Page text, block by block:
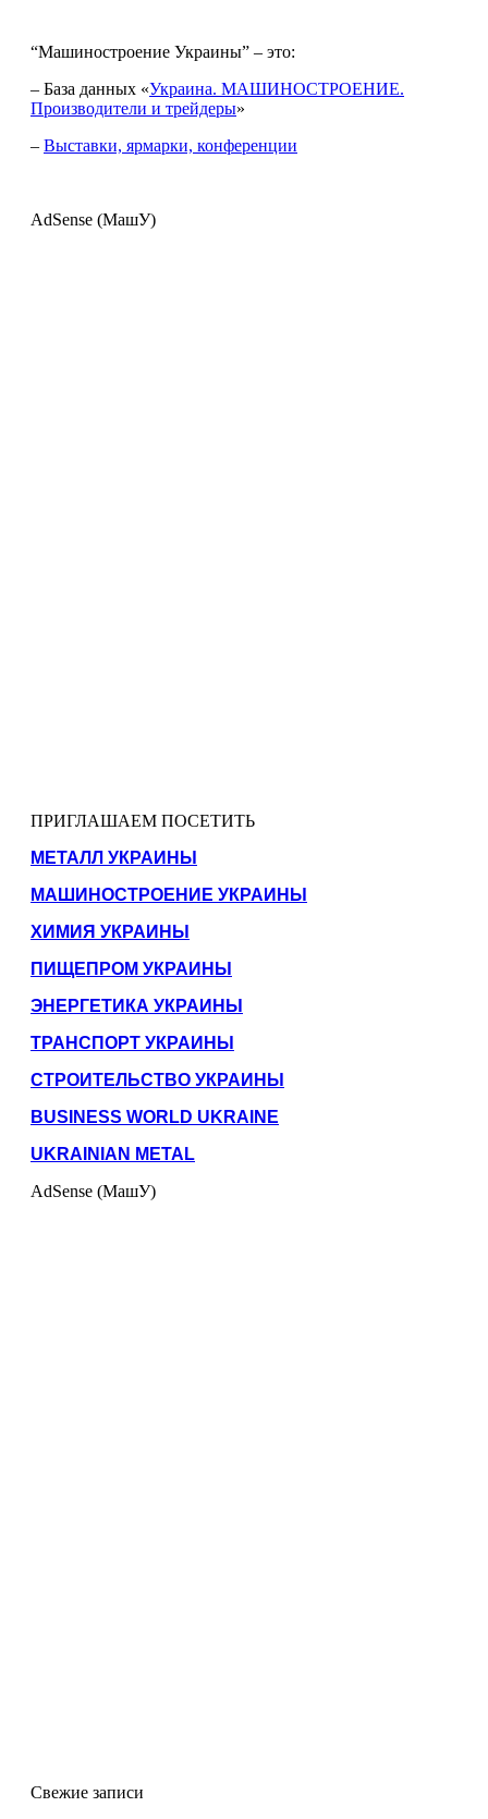
“Машиностроение Украины” – это:
– База данных «Украина. МАШИНОСТРОЕНИЕ.
Производители и трейдеры»
– Выставки, ярмарки, конференции
AdSense (МашУ)
ПРИГЛАШАЕМ ПОСЕТИТЬ
МЕТАЛЛ УКРАИНЫ
МАШИНОСТРОЕНИЕ УКРАИНЫ
ХИМИЯ УКРАИНЫ
ПИЩЕПРОМ УКРАИНЫ
ЭНЕРГЕТИКА УКРАИНЫ
ТРАНСПОРТ УКРАИНЫ
СТРОИТЕЛЬСТВО УКРАИНЫ
BUSINESS WORLD UKRAINE
UKRAINIAN METAL
AdSense (МашУ)
Свежие записи